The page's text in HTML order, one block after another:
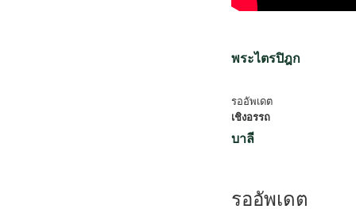
พระไตรปิฎก
รออัพเดต
เชิงอรรถ
บาลี
รออัพเดต